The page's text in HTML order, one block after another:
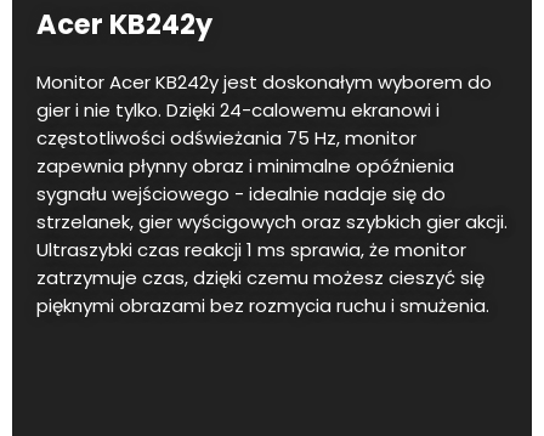
Acer KB242y
Monitor Acer KB242y jest doskonałym wyborem do
gier i nie tylko. Dzięki 24-calowemu ekranowi i
częstotliwości odświeżania 75 Hz, monitor
zapewnia płynny obraz i minimalne opóźnienia
sygnału wejściowego - idealnie nadaje się do
strzelanek, gier wyścigowych oraz szybkich gier akcji.
Ultraszybki czas reakcji 1 ms sprawia, że monitor
zatrzymuje czas, dzięki czemu możesz cieszyć się
pięknymi obrazami bez rozmycia ruchu i smużenia.